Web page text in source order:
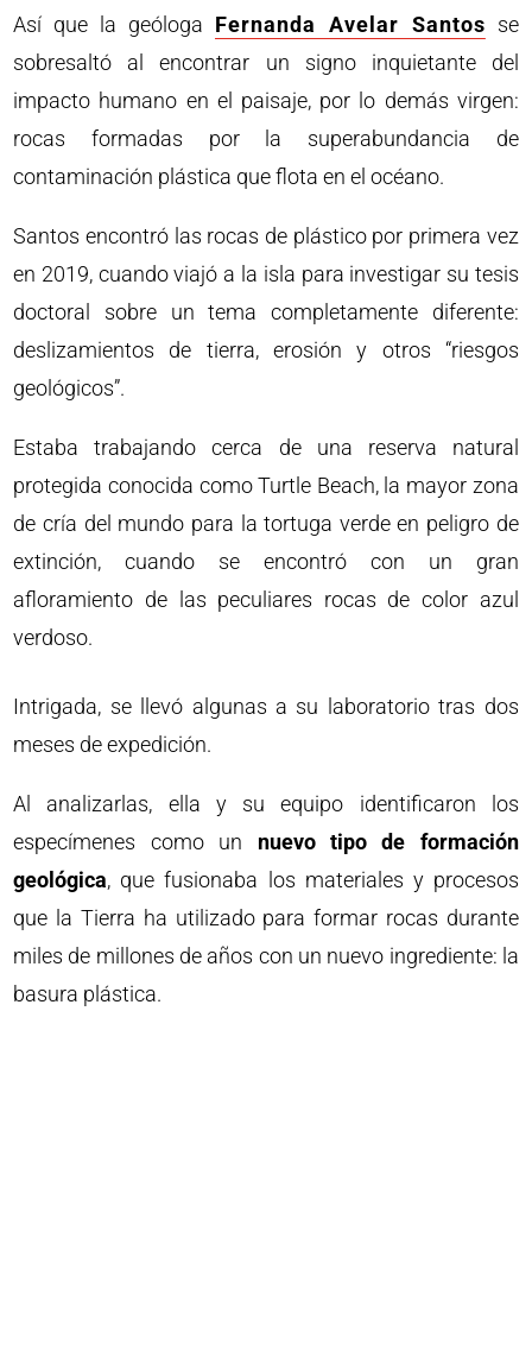
Así que la geóloga Fernanda Avelar Santos se
sobresaltó al encontrar un signo inquietante del
impacto humano en el paisaje, por lo demás virgen:
rocas formadas por la superabundancia de
contaminación plástica que flota en el océano.
Santos encontró las rocas de plástico por primera vez
en 2019, cuando viajó a la isla para investigar su tesis
doctoral sobre un tema completamente diferente:
deslizamientos de tierra, erosión y otros “riesgos
geológicos”.
Estaba trabajando cerca de una reserva natural
protegida conocida como Turtle Beach, la mayor zona
de cría del mundo para la tortuga verde en peligro de
extinción, cuando se encontró con un gran
afloramiento de las peculiares rocas de color azul
verdoso.
Intrigada, se llevó algunas a su laboratorio tras dos
meses de expedición.
Al analizarlas, ella y su equipo identificaron los
especímenes como un nuevo tipo de formación
geológica, que fusionaba los materiales y procesos
que la Tierra ha utilizado para formar rocas durante
miles de millones de años con un nuevo ingrediente: la
basura plástica.